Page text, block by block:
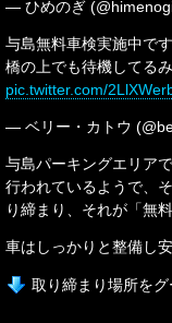
— ひめのぎ
与島無料車検実施中です
橋の上でも待機してる
pic.twitter.com/
— ベリー・カトウ
与島パーキングエリア
行われているようで、
り締まり、それが「無
車はしっかりと整備し安
取り締まり場所を